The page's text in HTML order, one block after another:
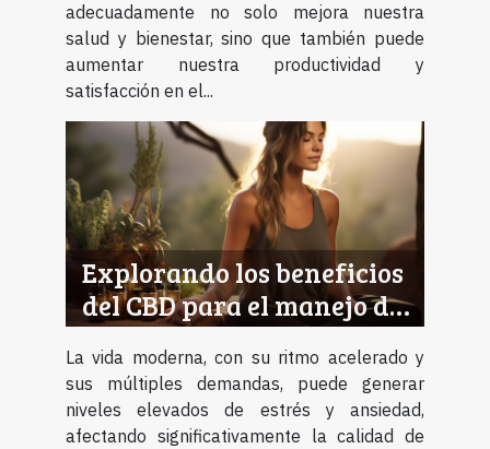
adecuadamente no solo mejora nuestra
salud y bienestar, sino que también puede
aumentar nuestra productividad y
satisfacción en el...
Explorando los beneficios
del CBD para el manejo del
estrés y la ansiedad
La vida moderna, con su ritmo acelerado y
sus múltiples demandas, puede generar
niveles elevados de estrés y ansiedad,
afectando significativamente la calidad de